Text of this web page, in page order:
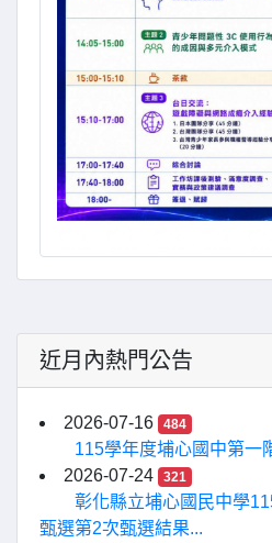
近月內熱門公告
2026-07-16 484
115學年度埔心國中第一
2026-07-24
321
彰化縣立埔心國民中學
甄選第2次甄選結果...